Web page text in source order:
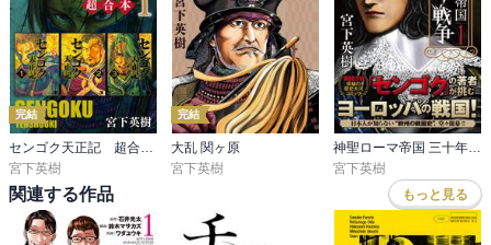
完結
宮下英樹
完結
大乱 関ヶ原
宮下英樹
宮下英樹
関連する作品 もっと見る